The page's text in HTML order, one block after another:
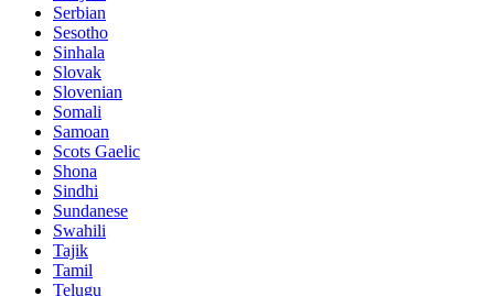
Serbian
Sesotho
Sinhala
Slovak
Slovenian
Somali
Samoan
Scots Gaelic
Shona
Sindhi
Sundanese
Swahili
Tajik
Tamil
Telugu